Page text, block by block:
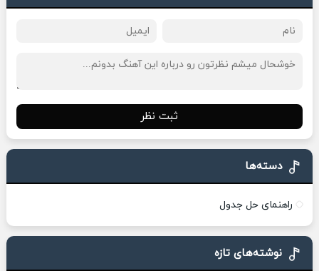
ثبت نظر
دسته‌ها
راهنمای حل جدول
نوشته‌های تازه